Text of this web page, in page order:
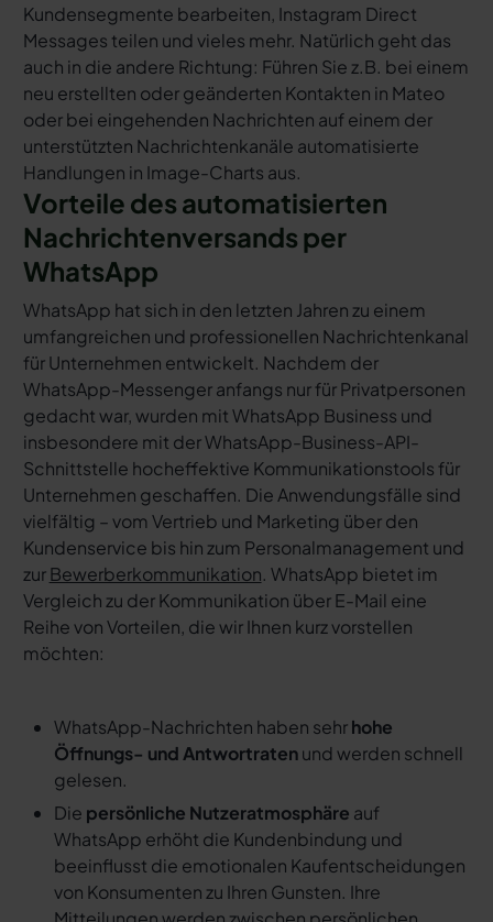
Kundensegmente bearbeiten, Instagram Direct
Messages teilen und vieles mehr. Natürlich geht das
auch in die andere Richtung: Führen Sie z.B. bei einem
neu erstellten oder geänderten Kontakten in Mateo
oder bei eingehenden Nachrichten auf einem der
unterstützten Nachrichtenkanäle automatisierte
Handlungen in Image-Charts aus.
Vorteile des automatisierten
Nachrichtenversands per
WhatsApp
WhatsApp hat sich in den letzten Jahren zu einem
umfangreichen und professionellen Nachrichtenkanal
für Unternehmen entwickelt. Nachdem der
WhatsApp-Messenger anfangs nur für Privatpersonen
gedacht war, wurden mit WhatsApp Business und
insbesondere mit der WhatsApp-Business-API-
Schnittstelle hocheffektive Kommunikationstools für
Unternehmen geschaffen. Die Anwendungsfälle sind
vielfältig – vom Vertrieb und Marketing über den
Kundenservice bis hin zum Personalmanagement und
zurBewerberkommunikation. WhatsApp bietet im
Vergleich zu der Kommunikation über E-Mail eine
Reihe von Vorteilen, die wir Ihnen kurz vorstellen
möchten:
WhatsApp-Nachrichten haben sehrhohe
Öffnungs- und Antwortratenund werden schnell
gelesen.
Die persönliche Nutzeratmosphäre auf
WhatsApp erhöht die Kundenbindung und
beeinflusst die emotionalen Kaufentscheidungen
von Konsumenten zu Ihren Gunsten. Ihre